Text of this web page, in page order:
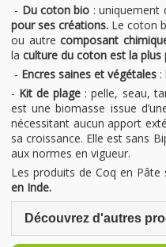
- Du coton bio :
pour ses créations. Le coton
ou autrecomposant
la culture du coton est la plus
- Encres saines et végétales :
- Kit de plage : pelle, seau,
est une biomasse issue
nécessitant aucun apport
sa croissance. Elle est sans
aux normes en vigueur.
Les produits de Coq en Pâte
en Inde.